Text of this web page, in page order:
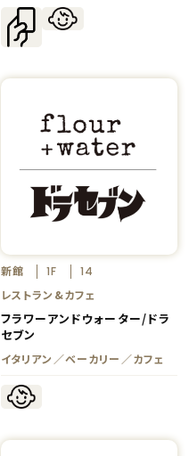
新館 1F
14
レストラン&カフェ
フラワーアンドウォーター/ドラ
セブン
イタリアン／ベーカリー／カフェ